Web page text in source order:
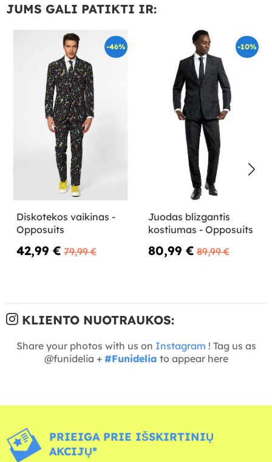
JUMS GALI PATIKTI IR:
-46%
Diskotekos vaikinas -
Opposuits
42,99 € 79,99 €
-10%
Juodas blizgantis
kostiumas - Opposuits
80,99 € 89,99 €
KLIENTO NUOTRAUKOS:
Share your photos with us on Instagram ! Tag us as
@funidelia + #Funidelia to appear here
PRIEIGA PRIE IŠSKIRTINIŲ
AKCIJŲ*